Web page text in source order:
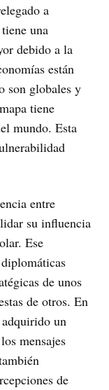
a
una
debido a la
están
son globales y
tiene
mundo. Esta
entre
su influencia
Ese
de unos
de otros. En
un
mensajes
de